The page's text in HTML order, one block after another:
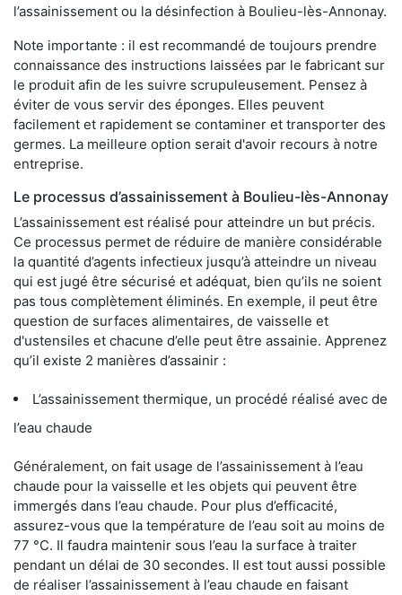
l’assainissement ou la désinfection à Boulieu-lès-Annonay.
Note importante : il est recommandé de toujours prendre
connaissance des instructions laissées par le fabricant sur
le produit afin de les suivre scrupuleusement. Pensez à
éviter de vous servir des éponges. Elles peuvent
facilement et rapidement se contaminer et transporter des
germes. La meilleure option serait d'avoir recours à notre
entreprise.
Le processus d’assainissement à Boulieu-lès-Annonay
L’assainissement est réalisé pour atteindre un but précis.
Ce processus permet de réduire de manière considérable
la quantité d’agents infectieux jusqu’à atteindre un niveau
qui est jugé être sécurisé et adéquat, bien qu’ils ne soient
pas tous complètement éliminés. En exemple, il peut être
question de surfaces alimentaires, de vaisselle et
d'ustensiles et chacune d’elle peut être assainie. Apprenez
qu’il existe 2 manières d’assainir :
L’assainissement thermique, un procédé réalisé avec de
l’eau chaude
Généralement, on fait usage de l’assainissement à l’eau
chaude pour la vaisselle et les objets qui peuvent être
immergés dans l’eau chaude. Pour plus d’efficacité,
assurez-vous que la température de l’eau soit au moins de
77 °C. Il faudra maintenir sous l’eau la surface à traiter
pendant un délai de 30 secondes. Il est tout aussi possible
de réaliser l’assainissement à l’eau chaude en faisant